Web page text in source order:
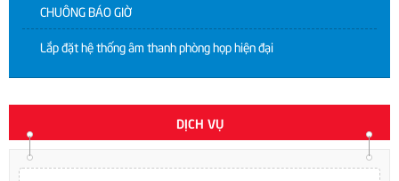
CHUÔNG BÁO GIỜ
Lắp đặt hệ thống âm thanh phòng họp hiện đại
DỊCH VỤ